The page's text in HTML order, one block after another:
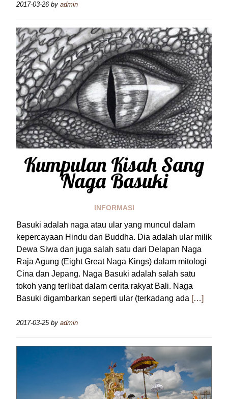
2017-03-26 by admin
Kumpulan Kisah Sang
Naga Basuki
INFORMASI
Basuki adalah naga atau ular yang muncul dalam
kepercayaan Hindu dan Buddha. Dia adalah ular milik
Dewa Siwa dan juga salah satu dari Delapan Naga
Raja Agung (Eight Great Naga Kings) dalam mitologi
Cina dan Jepang. Naga Basuki adalah salah satu
tokoh yang terlibat dalam cerita rakyat Bali. Naga
Basuki digambarkan seperti ular (terkadang ada […]
2017-03-25by admin